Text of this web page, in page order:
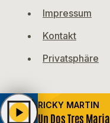
Impressum
Kontakt
Privatsphäre
RICKY MARTIN
Un Dos Tres Maria
play_arrow